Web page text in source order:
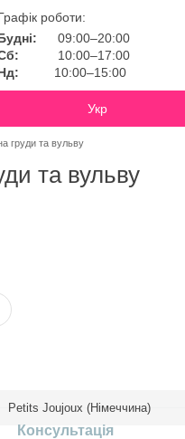
роботи:
09:00–20:00
10:00–17:00
10:00–15:00
Укр
груди та вульву
та вульву
Petits Joujoux (Німеччина)
Консультація